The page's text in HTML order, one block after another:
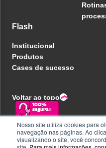
Nosso site utiliza cookies para
navegação nas páginas. Ao
visualizando o site, você
Flash
Institucional
Produtos
Cases de sucesso
Voltar ao topo
Política de privacidade
Central de ajuda